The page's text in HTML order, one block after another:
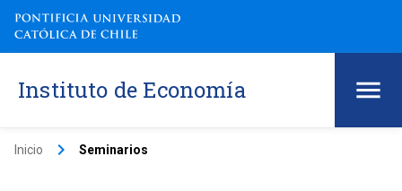
Instituto de Economía
Inicio keyboard_arrow_right Seminarios